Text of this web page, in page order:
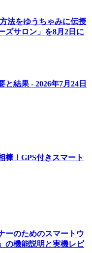
法をゆうちゃみに伝授
ズサロン」を8月2日に
と結果 - 2026年7月24日
棒！GPS付きスマート
ーのためのスマートウ
の機能説明と実機レビ